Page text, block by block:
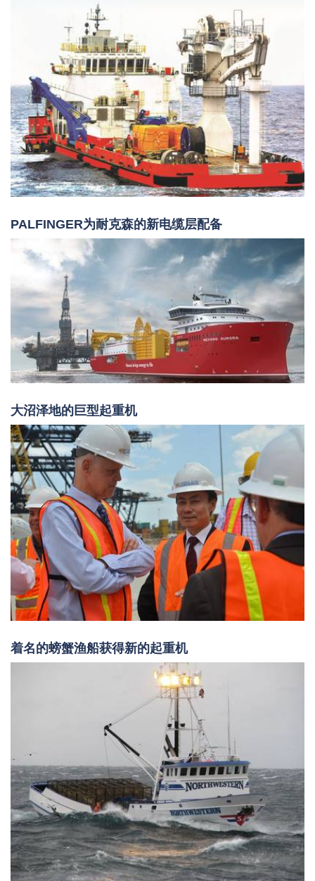
PALFINGER为耐克森的新电缆层配备
大沼泽地的巨型起重机
着名的螃蟹渔船获得新的起重机